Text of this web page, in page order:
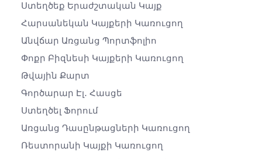
Ստեղծեք Երաժշտական ​​կայք
Հարսանեկան Կայքերի Կառուցող
Անվճար Առցանց Պորտֆոլիո
Փոքր Բիզնեսի Կայքերի Կառուցող
Թվային Քարտ
Գործարար Էլ․ Հասցե
Ստեղծել Ֆորում
Առցանց Դասընթացների Կառուցող
Ռեստորանի Կայքի Կառուցող